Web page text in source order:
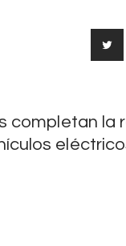
completan la